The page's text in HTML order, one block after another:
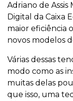
Adriano de
Digital da Caixa
maior eficiência
novos modelos
Várias dessas
modo como as
muitas delas
que isso, uma